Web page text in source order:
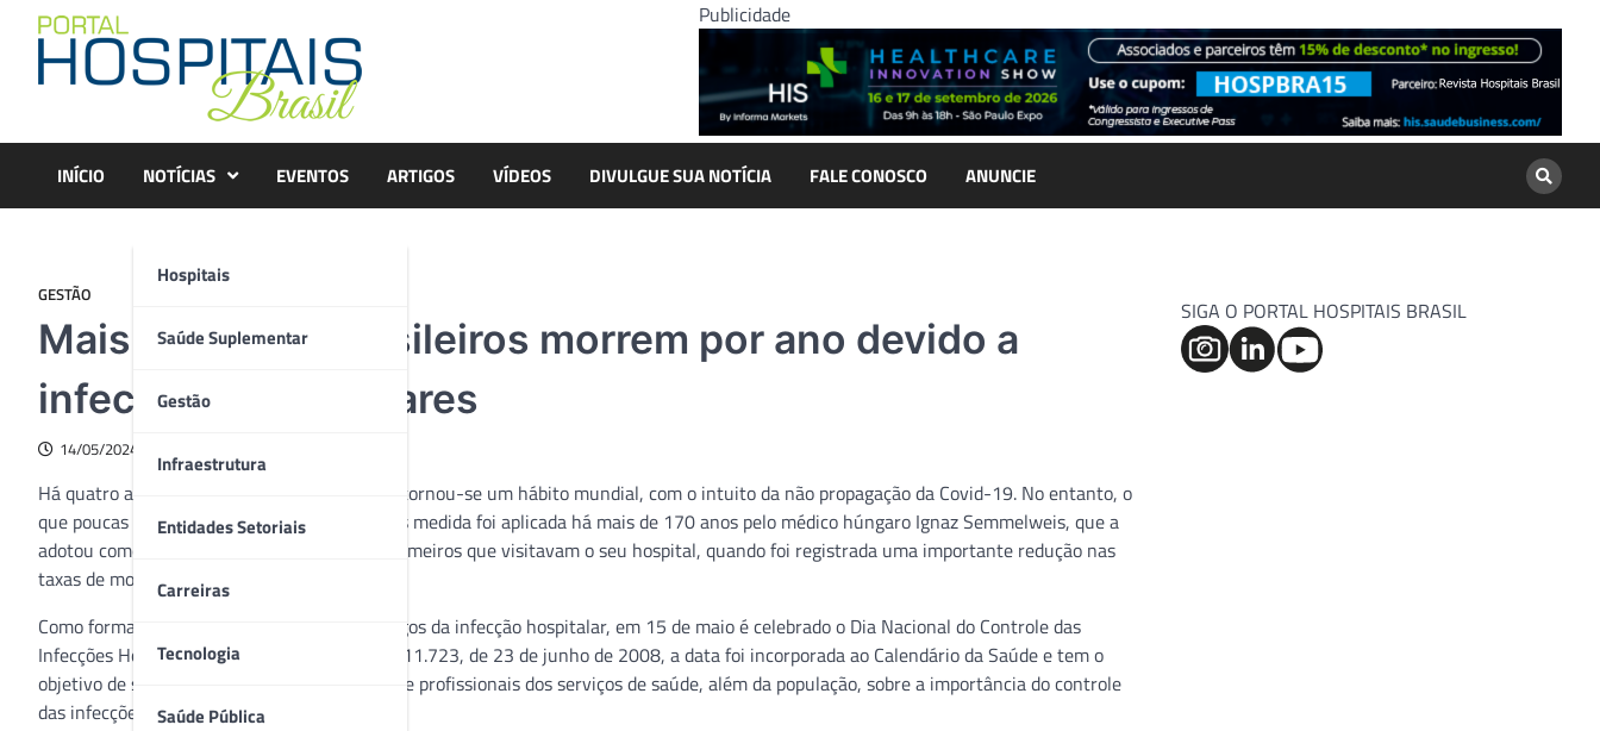
content
Publicidade
INÍCIO NOTÍCIAS
Hospitais
Saúde Suplementar
Gestão
Infraestrutura
Entidades Setoriais
Carreiras
Tecnologia
Saúde Pública
EVENTOS ARTIGOS VÍDEOS DIVULGUE SUA NOTÍCIA FALE CONOSCO ANUNCIE
GESTÃO
Mais de 45 mil brasileiros morrem por ano devido a
infecções hospitalares
14/05/2024
Há quatro anos, a lavagem correta das mãos tornou-se um hábito mundial, com o intuito da não propagação da Covid-19. No entanto, o
que poucas pessoas sabem é que essa simples medida foi aplicada há mais de 170 anos pelo médico húngaro Ignaz Semmelweis, que a
adotou como obrigatória para médicos e enfermeiros que visitavam o seu hospital, quando foi registrada uma importante redução nas
taxas de mortalidade dos pacientes.
Como forma de conscientização sobre os perigos da infecção hospitalar, em 15 de maio é celebrado o Dia Nacional do Controle das
Infecções Hospitalares. Instituída pela Lei n.º 11.723, de 23 de junho de 2008, a data foi incorporada ao Calendário da Saúde e tem o
objetivo de sensibilizar autoridades, gestores e profissionais dos serviços de saúde, além da população, sobre a importância do controle
das infecções.
SIGA O PORTAL HOSPITAIS BRASIL